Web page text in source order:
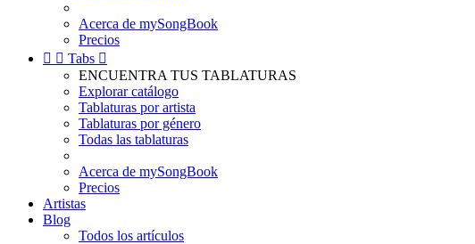
Acerca de mySongBook
Precios
  Tabs 
ENCUENTRA TUS TABLATURAS
Explorar catálogo
Tablaturas por artista
Tablaturas por género
Todas las tablaturas
Acerca de mySongBook
Precios
Artistas
Blog
Todos los artículos